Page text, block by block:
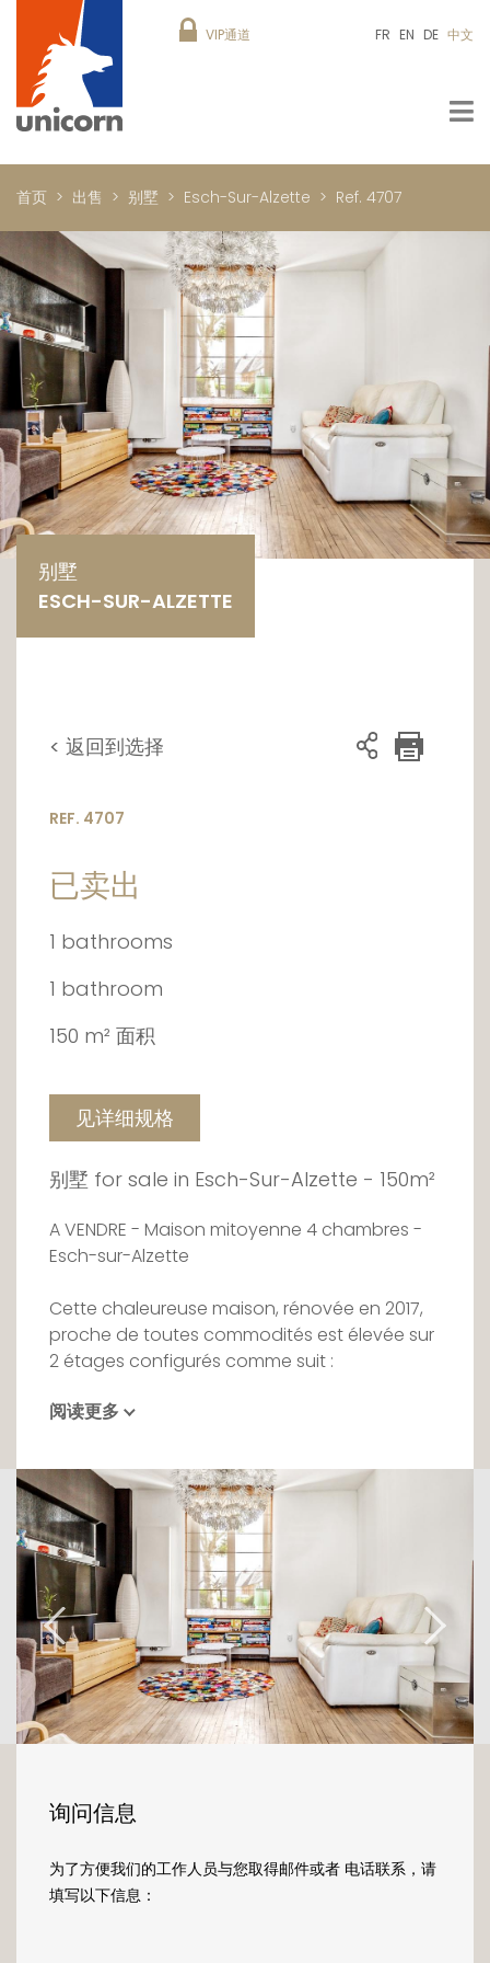
VIP通道 FR EN DE 中文
首页 出售 别墅 Esch-Sur-Alzette Ref. 4707
别墅
ESCH-SUR-ALZETTE
< 返回到选择
REF. 4707
已卖出
1 bathrooms
1 bathroom
150 m² 面积
见详细规格
别墅 for sale in Esch-Sur-Alzette - 150m²
A VENDRE - Maison mitoyenne 4 chambres -
Esch-sur-Alzette
Cette chaleureuse maison, rénovée en 2017,
proche de toutes commodités est élevée sur
2 étages configurés comme suit :
Au rez-de-chaussée, vous trouverez l'espace
cuisine totalement équipée et ouverte sur le
séjour.
Un accès à la terrasse se fait depuis la
cuisine.
Au premier étage se trouvent 2 chambres
dont une avec accès à un balcon. Une salle
de bain avec baignoire, douche et WC vient
compléter ce niveau.
Le deuxième étage comporte 2 chambres
chambre.
阅读更多
询问信息
为了方便我们的工作人员与您取得邮件或者 电话联系，请
填写以下信息：